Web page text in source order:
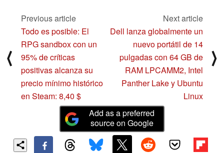
⟨
Previous article
Todo es posible: El
RPG sandbox con un
95% de críticas
positivas alcanza su
precio mínimo histórico
en Steam: 8,40 $
Next article
Dell lanza globalmente un
nuevo portátil de 14
pulgadas con 64 GB de
RAM LPCAMM2, Intel
Panther Lake y Ubuntu
Linux
⟩
Add as a preferred
source on Google